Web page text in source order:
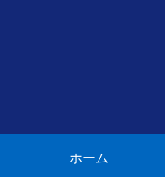
ホーム